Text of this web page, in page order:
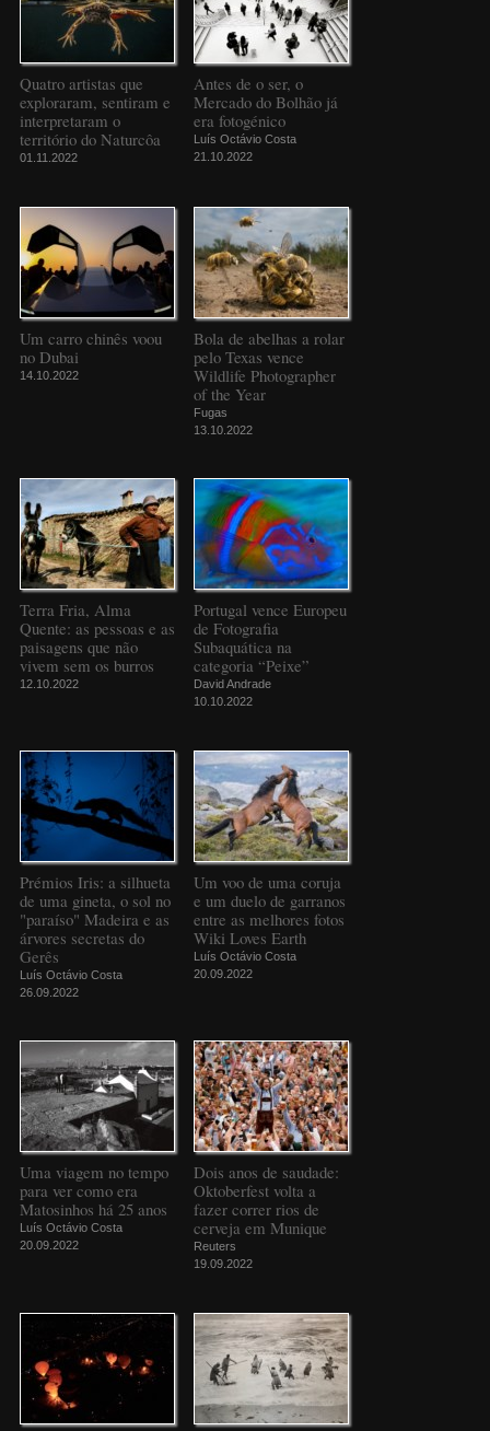
Quatro artistas que
exploraram, sentiram e
interpretaram o
território do Naturcôa
01.11.2022
Antes de o ser, o
Mercado do Bolhão já
era fotogénico
Luís Octávio Costa
21.10.2022
Um carro chinês voou
no Dubai
14.10.2022
Bola de abelhas a rolar
pelo Texas vence
Wildlife Photographer
of the Year
Fugas
13.10.2022
Terra Fria, Alma
Quente: as pessoas e as
paisagens que não
vivem sem os burros
12.10.2022
Portugal vence Europeu
de Fotografia
Subaquática na
categoria “Peixe”
David Andrade
10.10.2022
Prémios Iris: a silhueta
de uma gineta, o sol no
"paraíso" Madeira e as
árvores secretas do
Gerês
Luís Octávio Costa
26.09.2022
Um voo de uma coruja
e um duelo de garranos
entre as melhores fotos
Wiki Loves Earth
Luís Octávio Costa
20.09.2022
Uma viagem no tempo
para ver como era
Matosinhos há 25 anos
Luís Octávio Costa
20.09.2022
Dois anos de saudade:
Oktoberfest volta a
fazer correr rios de
cerveja em Munique
Reuters
19.09.2022